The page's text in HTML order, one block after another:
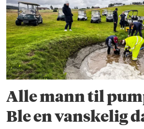
Alle mann til
Ble en vanskelig